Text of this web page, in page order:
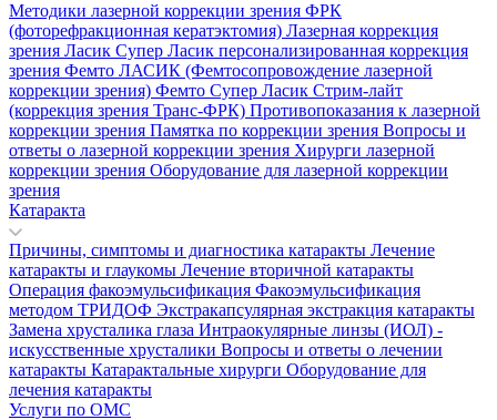
Методики лазерной коррекции зрения ФРК
(фоторефракционная кератэктомия) Лазерная коррекция
зрения Ласик Супер Ласик персонализированная коррекция
зрения Фемто ЛАСИК (Фемтосопровождение лазерной
коррекции зрения) Фемто Супер Ласик Стрим-лайт
(коррекция зрения Транс-ФРК) Противопоказания к лазерной
коррекции зрения Памятка по коррекции зрения Вопросы и
ответы о лазерной коррекции зрения Хирурги лазерной
коррекции зрения Оборудование для лазерной коррекции
зрения
Катаракта
Причины, симптомы и диагностика катаракты Лечение
катаракты и глаукомы Лечение вторичной катаракты
Операция факоэмульсификация Факоэмульсификация
методом ТРИДОФ Экстракапсулярная экстракция катаракты
Замена хрусталика глаза Интраокулярные линзы (ИОЛ) -
искусственные хрусталики Вопросы и ответы о лечении
катаракты Катарактальные хирурги Оборудование для
лечения катаракты
Услуги по ОМС